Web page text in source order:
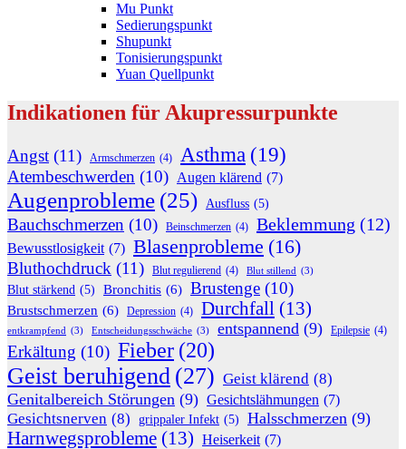
Mu Punkt
Sedierungspunkt
Shupunkt
Tonisierungspunkt
Yuan Quellpunkt
Indikationen für Akupressurpunkte
Angst (11) Armschmerzen (4) Asthma (19)
Atembeschwerden (10) Augen klärend (7)
Augenprobleme (25) Ausfluss (5)
Bauchschmerzen (10) Beinschmerzen (4) Beklemmung (12)
Bewusstlosigkeit (7) Blasenprobleme (16)
Bluthochdruck (11) Blut regulierend (4) Blut stillend (3)
Blut stärkend (5) Bronchitis (6) Brustenge (10)
Brustschmerzen (6) Depression (4) Durchfall (13)
entkrampfend (3) Entscheidungsschwäche (3) entspannend (9) Epilepsie (4)
Erkältung (10) Fieber (20)
Geist beruhigend (27) Geist klärend (8)
Genitalbereich Störungen (9) Gesichtslähmungen (7)
Gesichtsnerven (8) grippaler Infekt (5) Halsschmerzen (9)
Harnwegsprobleme (13) Heiserkeit (7)